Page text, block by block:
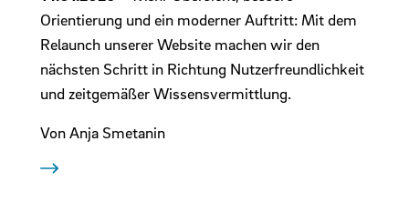
Orientierung und ein moderner Auftritt: Mit dem
Relaunch unserer Website machen wir den
nächsten Schritt in Richtung Nutzerfreundlichkeit
und zeitgemäßer Wissensvermittlung.
Von Anja Smetanin